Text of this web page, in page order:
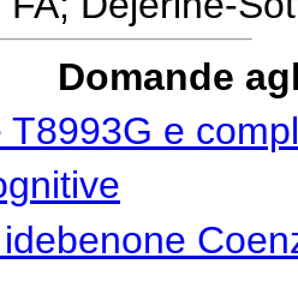
Domande
T8993G e